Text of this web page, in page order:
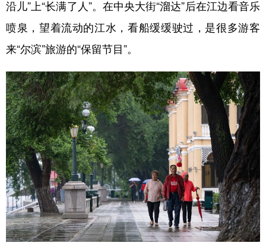
沿儿”上“长满了人”。在中央大街“溜达”后在江边看音乐
喷泉，望着流动的江水，看船缓缓驶过，是很多游客
来“尔滨”旅游的“保留节目”。